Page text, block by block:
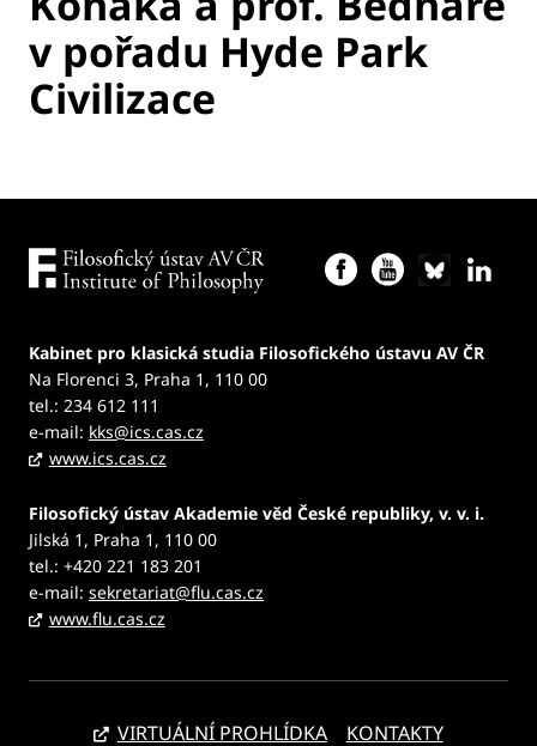
v pořadu Hyde Park
Civilizace
Kabinet pro klasická studia Filosofického ústavu AV ČR
Na Florenci 3, Praha 1, 110 00
tel.: 234 612 111
e-mail: kks@ics.cas.cz
www.ics.cas.cz
Filosofický ústav Akademie věd České republiky, v. v. i.
Jilská 1, Praha 1, 110 00
tel.: +420 221 183 201
e-mail: sekretariat@flu.cas.cz
www.flu.cas.cz
VIRTUÁLNÍ PROHLÍDKA KONTAKTY